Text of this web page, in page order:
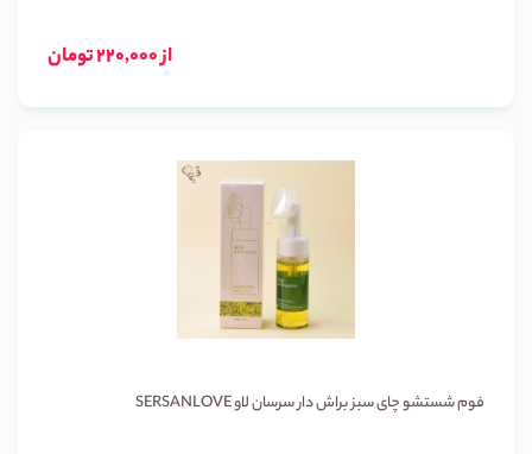
از 220,000 تومان
فوم شستشو چای سبز براش دار سرسان لاو SERSANLOVE